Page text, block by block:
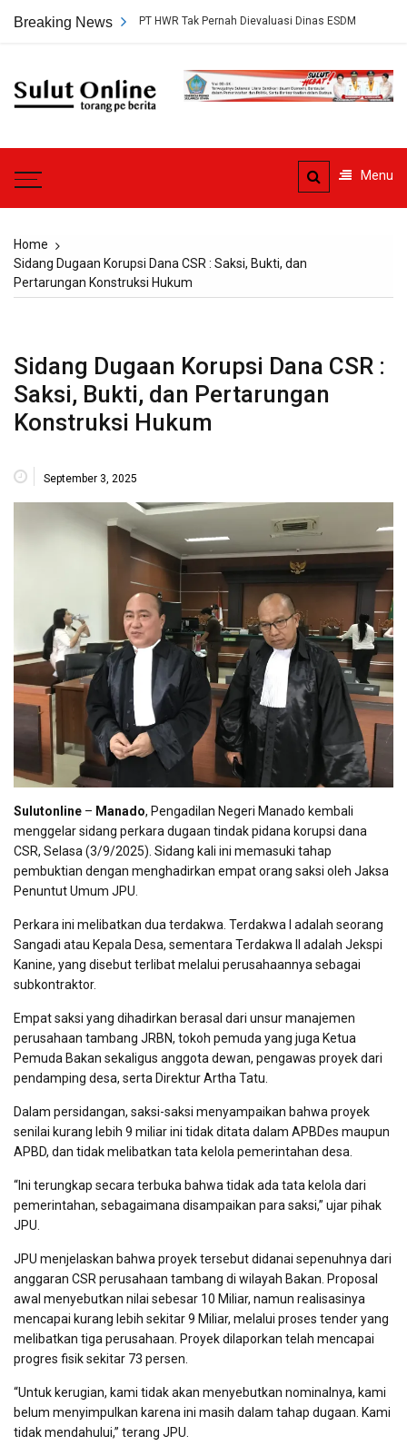
Breaking News
Tambang PT HWR Tak Pernah Dievaluasi Dinas ESDM
Sulut
Menu
Home
Sidang Dugaan Korupsi Dana CSR : Saksi, Bukti, dan
Pertarungan Konstruksi Hukum
Sidang Dugaan Korupsi Dana CSR :
Saksi, Bukti, dan Pertarungan
Konstruksi Hukum
September 3, 2025
Sulutonline – Manado, Pengadilan Negeri Manado kembali
menggelar sidang perkara dugaan tindak pidana korupsi dana
CSR, Selasa (3/9/2025). Sidang kali ini memasuki tahap
pembuktian dengan menghadirkan empat orang saksi oleh Jaksa
Penuntut Umum JPU.
Perkara ini melibatkan dua terdakwa. Terdakwa I adalah seorang
Sangadi atau Kepala Desa, sementara Terdakwa II adalah Jekspi
Kanine, yang disebut terlibat melalui perusahaannya sebagai
subkontraktor.
Empat saksi yang dihadirkan berasal dari unsur manajemen
perusahaan tambang JRBN, tokoh pemuda yang juga Ketua
Pemuda Bakan sekaligus anggota dewan, pengawas proyek dari
pendamping desa, serta Direktur Artha Tatu.
Dalam persidangan, saksi-saksi menyampaikan bahwa proyek
senilai kurang lebih 9 miliar ini tidak ditata dalam APBDes maupun
APBD, dan tidak melibatkan tata kelola pemerintahan desa.
“Ini terungkap secara terbuka bahwa tidak ada tata kelola dari
pemerintahan, sebagaimana disampaikan para saksi,” ujar pihak
JPU.
JPU menjelaskan bahwa proyek tersebut didanai sepenuhnya dari
anggaran CSR perusahaan tambang di wilayah Bakan. Proposal
awal menyebutkan nilai sebesar 10 Miliar, namun realisasinya
mencapai kurang lebih sekitar 9 Miliar, melalui proses tender yang
melibatkan tiga perusahaan. Proyek dilaporkan telah mencapai
progres fisik sekitar 73 persen.
“Untuk kerugian, kami tidak akan menyebutkan nominalnya, kami
belum menyimpulkan karena ini masih dalam tahap dugaan. Kami
tidak mendahului,” terang JPU.